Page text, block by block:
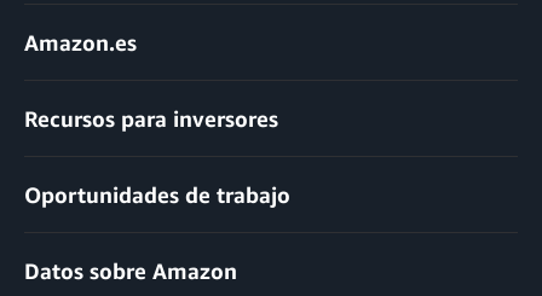
Amazon.es
Recursos para inversores
Oportunidades de trabajo
Datos sobre Amazon